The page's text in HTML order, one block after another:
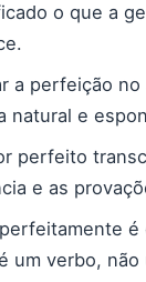
o que a
a perfeição
natural e
perfeito
e as
um verbo,